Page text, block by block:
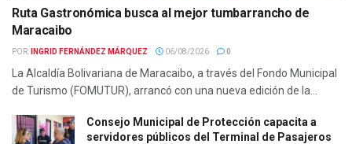
Ruta Gastronómica busca al mejor tumbarrancho de
Maracaibo
POR: INGRID FERNÁNDEZ MÁRQUEZ 06/08/2026 0
La Alcaldía Bolivariana de Maracaibo, a través del Fondo Municipal
de Turismo (FOMUTUR), arrancó con una nueva edición de la...
Consejo Municipal de Protección capacita a
servidores públicos del Terminal de Pasajeros